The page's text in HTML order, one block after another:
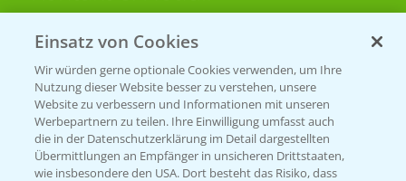
Beratung auf WhatsApp
T.+49 (0)174 346 564 1
KONTAKT
Hilfe in Notfällen
Einsatz von Cookies
Wir würden gerne optionale Cookies verwenden, um Ihre
Nutzung dieser Website besser zu verstehen, unsere
Website zu verbessern und Informationen mit unseren
Werbepartnern zu teilen. Ihre Einwilligung umfasst auch
die in der Datenschutzerklärung im Detail dargestellten
Übermittlungen an Empfänger in unsicheren Drittstaaten,
wie insbesondere den USA. Dort besteht das Risiko, dass